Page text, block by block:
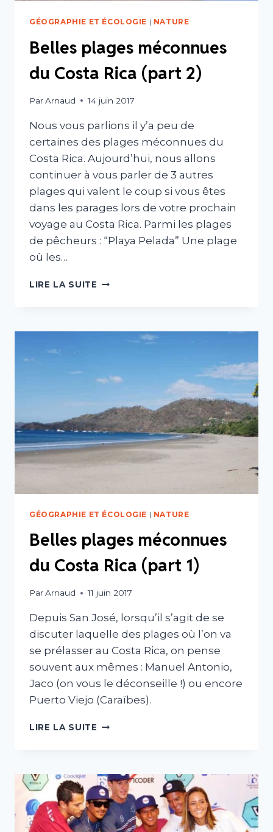
GÉOGRAPHIE ET ÉCOLOGIE | NATURE
Belles plages méconnues
du Costa Rica (part 2)
ParArnaud 14 juin 2017
Nous vous parlions il y’a peu de
certaines des plages méconnues du
Costa Rica. Aujourd’hui, nous allons
continuer à vous parler de 3 autres
plages qui valent le coup si vous êtes
dans les parages lors de votre prochain
voyage au Costa Rica. Parmi les plages
de pêcheurs : “Playa Pelada” Une plage
où les…
LIRE LA SUITE BELLES
COSTA
GÉOGRAPHIE ET ÉCOLOGIE | NATURE
Belles plages méconnues
du Costa Rica (part 1)
ParArnaud 11 juin 2017
Depuis San José, lorsqu’il s’agit de se
discuter laquelle des plages où l’on va
se prélasser au Costa Rica, on pense
souvent aux mêmes : Manuel Antonio,
Jaco (on vous le déconseille !) ou encore
Puerto Viejo (Caraïbes).
LIRE LA SUITE BELLES
COSTA
RICA
(PART
1)